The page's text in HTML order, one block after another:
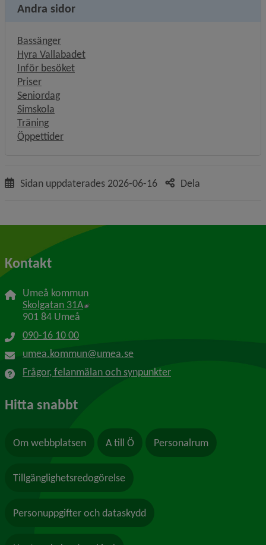
Andra sidor
Bassänger
Hyra Vallabadet
Inför besöket
Priser
Seniordag
Simskola
Träning
Öppettider
Sidan uppdaterades 2026-06-16 Dela
Kontakt
Umeå kommun
Skolgatan 31A Länk till annan webbplats, öppnas i nytt
901 84 Umeå
090-16 10 00
umea.kommun@umea.se
Frågor, felanmälan och synpunkter
Hitta snabbt
Om webbplatsen A till Ö Personalrum
Tillgänglighetsredogörelse
Personuppgifter och dataskydd